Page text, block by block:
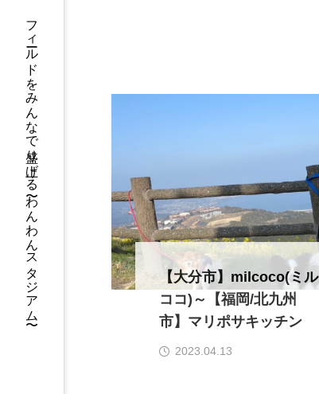
フィールドをみんなで盛り上げる 〜わんわんスタジアム〜
【大分市】milcoco(ミル
ココ)～【福岡/北九州
市】マリポサキッチン
2023.04.13